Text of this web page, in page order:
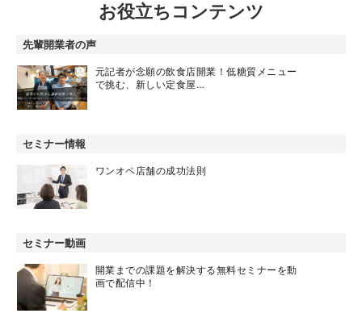
お役立ちコンテンツ
先輩開業者の声
元記者が念願の飲食店開業！低糖質メニュー
で挑む、新しい定食屋…
セミナー情報
ワンオペ店舗の成功法則
セミナー動画
開業までの課題を解決する無料セミナーを動
画で配信中！